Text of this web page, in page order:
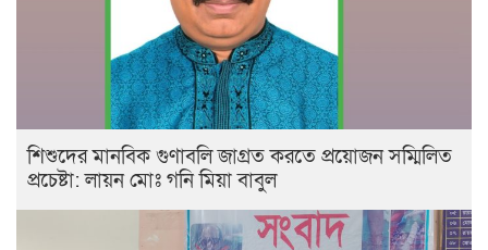
শিশুদের মানবিক গুণাবলি জাগ্রত করতে প্রয়োজন সম্মিলিত
প্রচেষ্টা: লায়ন মোঃ গনি মিয়া বাবুল